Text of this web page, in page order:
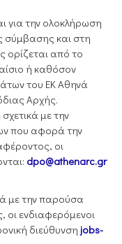
για την ολοκλήρωση
σύμβασης και στη
ορίζεται από το
ή καθόσον
του ΕΚ Αθηνά
Αρχής.
με την
που αφορά την
οι
dpo@athenarc.gr
με την παρούσα
ενδιαφερόμενοι
διεύθυνση jobs-